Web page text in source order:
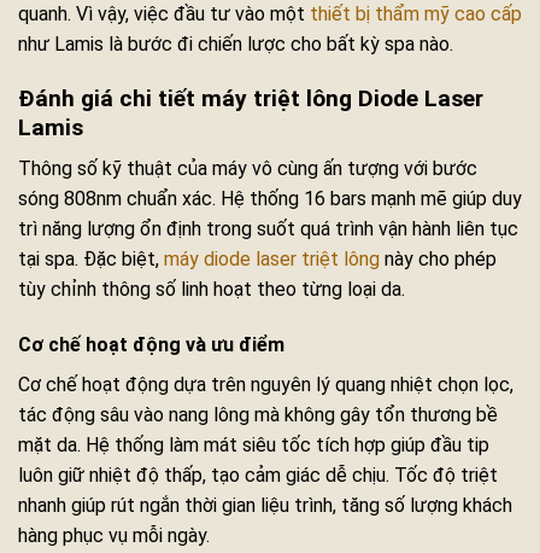
quanh. Vì vậy, việc đầu tư vào một thiết bị thẩm mỹ cao cấp
như Lamis là bước đi chiến lược cho bất kỳ spa nào.
Đánh giá chi tiết máy triệt lông Diode Laser
Lamis
Thông số kỹ thuật của máy vô cùng ấn tượng với bước
sóng 808nm chuẩn xác. Hệ thống 16 bars mạnh mẽ giúp duy
trì năng lượng ổn định trong suốt quá trình vận hành liên tục
tại spa. Đặc biệt, máy diode laser triệt lông này cho phép
tùy chỉnh thông số linh hoạt theo từng loại da.
Cơ chế hoạt động và ưu điểm
Cơ chế hoạt động dựa trên nguyên lý quang nhiệt chọn lọc,
tác động sâu vào nang lông mà không gây tổn thương bề
mặt da. Hệ thống làm mát siêu tốc tích hợp giúp đầu tip
luôn giữ nhiệt độ thấp, tạo cảm giác dễ chịu. Tốc độ triệt
nhanh giúp rút ngắn thời gian liệu trình, tăng số lượng khách
hàng phục vụ mỗi ngày.